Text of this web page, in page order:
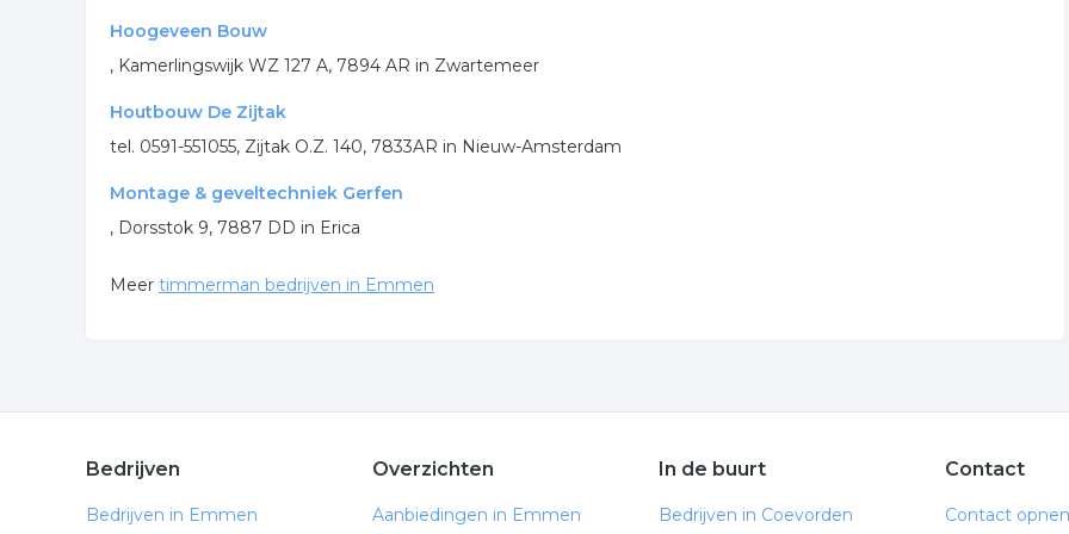
Hoogeveen Bouw
, Kamerlingswijk WZ 127 A, 7894 AR in Zwartemeer
Houtbouw De Zijtak
tel. 0591-551055, Zijtak O.Z. 140, 7833AR in Nieuw-Amsterdam
Montage & geveltechniek Gerfen
, Dorsstok 9, 7887 DD in Erica
Meer timmerman bedrijven in Emmen
Bedrijven
Bedrijven in Emmen
Overzichten
Aanbiedingen in Emmen
In de buurt
Bedrijven in Coevorden
Contact
Contact